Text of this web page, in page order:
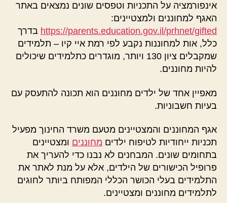
אינפורמציה על התכניות וטפסים שונים נמצאים באתר
האגף למחוננים ולמצטיינים:
https://parents.education.gov.il/prhnet/gifted בדרך
כלל, אות למחוננות נקבע לפי רמת איי קיו – תלמידים
שמקבלים ציון 130 ויותר, מוגדרים כתלמידים שיכולים
להיות מחוננים.
מאפיין אחד של ילדים מחוננים הוא תכונה להתעסק עם
בעיות חשבוניות.
אגף המחוננים והמצטיינים מטעם משרד החינוך מפעיל
תכניות ייחודיות לטיפוח ילדים מחוננים ומצטיינים
בתחומים שונים. המבחנים לא נבנו כדי להעריך את
פרופיל הכישורים של הילדים, אלא על מנת לאתר את
התלמידים בעלי הכושר הכללי המפותח ביותר לחוגים
לתלמידים מחוננים ומצטיינים.